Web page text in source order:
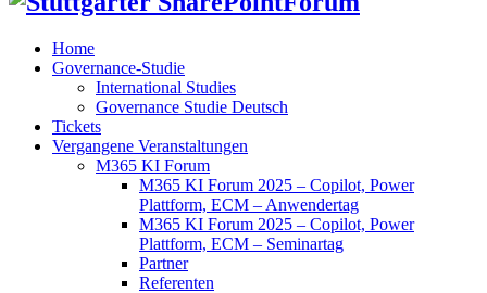
Home
Governance-Studie
International Studies
Governance Studie Deutsch
Tickets
Vergangene Veranstaltungen
M365 KI Forum
M365 KI Forum 2025 – Copilot, Power
Plattform, ECM – Anwendertag
M365 KI Forum 2025 – Copilot, Power
Plattform, ECM – Seminartag
Partner
Referenten